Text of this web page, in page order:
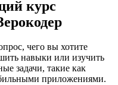
курс
чего вы хотите
навыки или изучить
задачи, такие как
приложениями.